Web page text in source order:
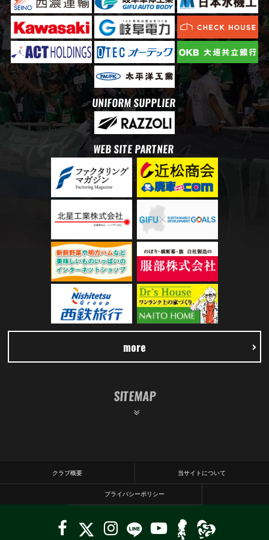
UNIFORM SUPPLIER
WEB SITE PARTNER
more
SITEMAP
クラブ概要 当サイトについて
プライバシーポリシー